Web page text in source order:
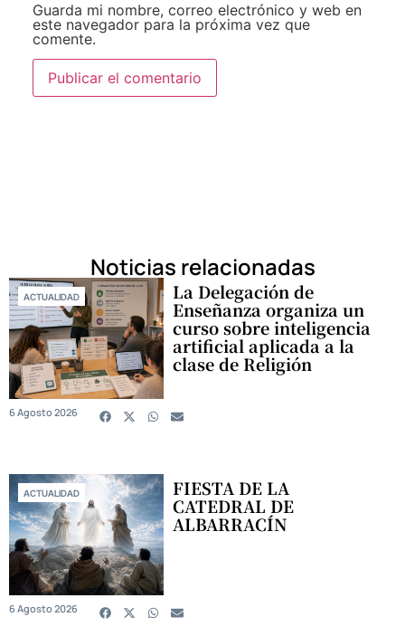
Guarda mi nombre, correo electrónico y web en
este navegador para la próxima vez que
comente.
Noticias relacionadas
ACTUALIDAD La Delegación de
Enseñanza organiza un
curso sobre inteligencia
artificial aplicada a la
clase de Religión
6 Agosto 2026
ACTUALIDAD FIESTA DE LA
CATEDRAL DE
ALBARRACÍN
6 Agosto 2026